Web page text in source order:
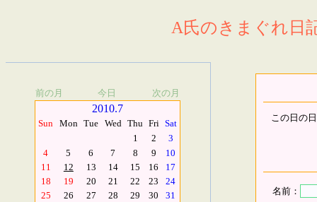
A氏のきまぐれ日
前の月 今日 次の月
2010.7
Sun Mon Tue Wed Thu Fri Sat
1
2
3
4
5 6 7 8 9
10
11
12 13 14 15 16
17
18
19 20 21 22 23
24
25
26 27 28 29 30 31
この日の
名前：